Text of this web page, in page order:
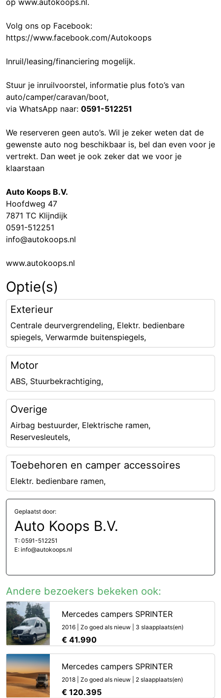
op www.autokoops.nl.
Volg ons op Facebook:
https://www.facebook.com/Autokoops
Inruil/leasing/financiering mogelijk.
Stuur je inruilvoorstel, informatie plus foto’s van
auto/camper/caravan/boot,
via WhatsApp naar: 0591-512251
We reserveren geen auto’s. Wil je zeker weten dat de
gewenste auto nog beschikbaar is, bel dan even voor je
vertrekt. Dan weet je ook zeker dat we voor je
klaarstaan
Auto Koops B.V.
Hoofdweg 47
7871 TC Klijndijk
0591-512251
info@autokoops.nl
www.autokoops.nl
Optie(s)
Exterieur
Centrale deurvergrendeling, Elektr. bedienbare
spiegels, Verwarmde buitenspiegels,
Motor
ABS, Stuurbekrachtiging,
Overige
Airbag bestuurder, Elektrische ramen,
Reservesleutels,
Toebehoren en camper accessoires
Elektr. bedienbare ramen,
Geplaatst door:
Auto Koops B.V.
T: 0591-512251
E: info@autokoops.nl
Andere bezoekers bekeken ook:
Mercedes campers SPRINTER
2016 | Zo goed als nieuw | 3 slaapplaats(en)
€ 41.990
Mercedes campers SPRINTER
2018 | Zo goed als nieuw | 2 slaapplaats(en)
€ 120.395